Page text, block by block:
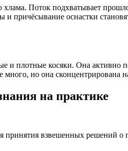
хлама. Поток подхватывает
и причёсывание оснастки
и плотные косяки. Она
но она сконцентрирована
на практике
принятия взвешенных решений о